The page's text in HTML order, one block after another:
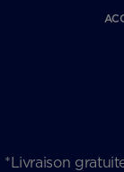
*Livraison